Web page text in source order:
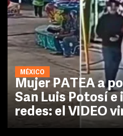
MÉXICO
Mujer PATEA a
San Luis Potosí e
redes: el VIDEO